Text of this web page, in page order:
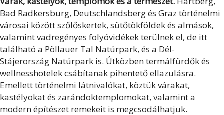
Bad Radkersburg, Deutschlandsberg és Graz történelmi
városai között szőlőskertek, sütőtökföldek és almások,
valamint vadregényes folyóvidékek terülnek el, de itt
található a Pöllauer Tal Natúrpark, és a Dél-
Stájerország Natúrpark is. Útközben termálfürdők és
wellnesshotelek csábítanak pihentető ellazulásra.
Emellett történelmi látnivalókat, köztük várakat,
kastélyokat és zarándoktemplomokat, valamint a
modern építészet remekeit is megcsodálhatjuk.